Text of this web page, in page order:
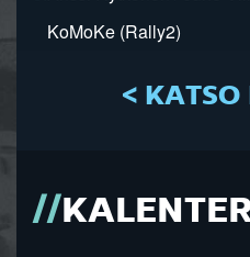
KoMoKe (Rally2)
<